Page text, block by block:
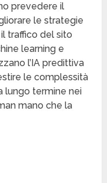
prevedere il
le strategie
traffico del sito
learning e
l’IA predittiva
le complessità
lungo termine nei
mano che la